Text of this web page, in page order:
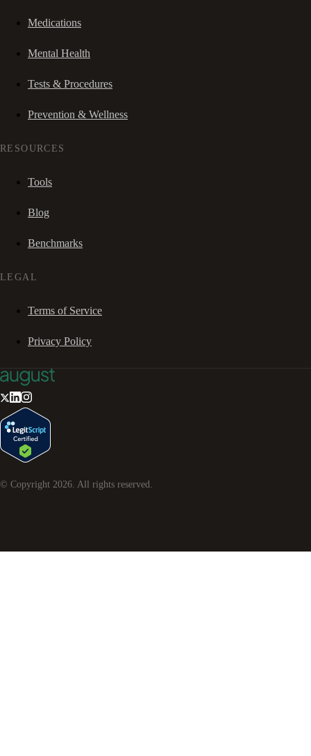
Medications
Mental Health
Tests & Procedures
Prevention & Wellness
RESOURCES
Tools
Blog
Benchmarks
LEGAL
Terms of Service
Privacy Policy
© Copyright 2026 . All rights reserved.